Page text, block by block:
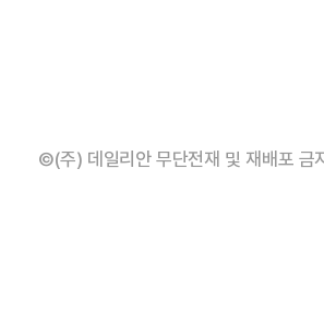
©(주) 데일리안 무단전재 및 재배포 금